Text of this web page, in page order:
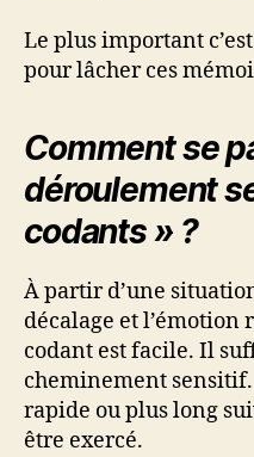
Le plus important
pour lâcher ces
Comment se
déroulement
codants » ?
À partir d’une
décalage et l’émotion
codant est facile. Il
cheminement
rapide ou plus long
être exercé.